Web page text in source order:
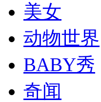
美女
动物世界
BABY秀
奇闻